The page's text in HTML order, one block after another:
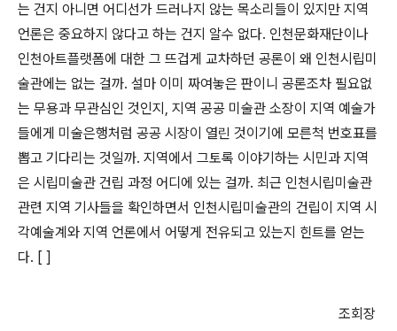
는 건지 아니면 어디선가 드러나지 않는 목소리들이 있지만 지역
언론은 중요하지 않다고 하는 건지 알수 없다. 인천문화재단이나
인천아트플랫폼에 대한 그 뜨겁게 교차하던 공론이 왜 인천시립미
술관에는 없는 걸까. 설마 이미 짜여놓은 판이니 공론조차 필요없
는 무용과 무관심인 것인지, 지역 공공 미술관 소장이 지역 예술가
들에게 미술은행처럼 공공 시장이 열린 것이기에 모른척 번호표를
뽑고 기다리는 것일까. 지역에서 그토록 이야기하는 시민과 지역
은 시립미술관 건립 과정 어디에 있는 걸까. 최근 인천시립미술관
관련 지역 기사들을 확인하면서 인천시립미술관의 건립이 지역 시
각예술계와 지역 언론에서 어떻게 전유되고 있는지 힌트를 얻는
다. [ ]
조회장